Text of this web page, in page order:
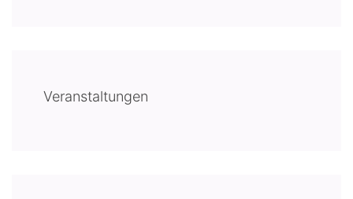
Veranstaltungen